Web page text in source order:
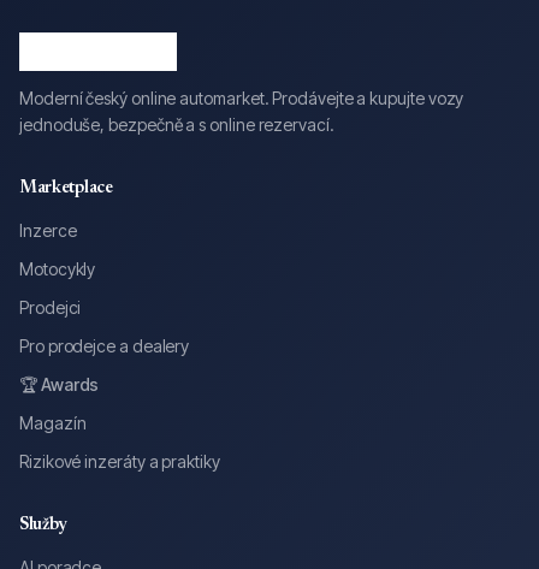
Moderní český online automarket. Prodávejte a kupujte vozy
jednoduše, bezpečně a s online rezervací.
Marketplace
Inzerce
Motocykly
Prodejci
Pro prodejce a dealery
🏆 Awards
Magazín
Rizikové inzeráty a praktiky
Služby